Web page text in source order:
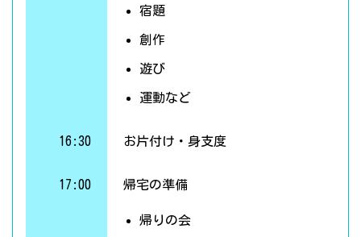
宿題
創作
遊び
運動など
16:30 お片付け・身支度
17:00 帰宅の準備
帰りの会